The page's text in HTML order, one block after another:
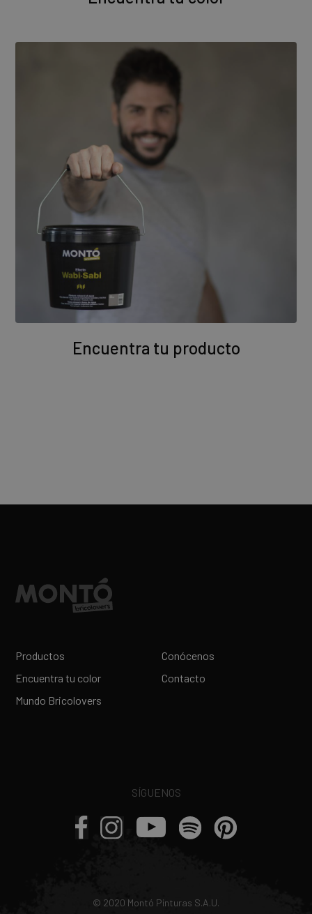
Encuentra tu producto
Productos
Encuentra tu color
Mundo Bricolovers
Conócenos
Contacto
SÍGUENOS
© 2020 Montó Pinturas S.A.U.